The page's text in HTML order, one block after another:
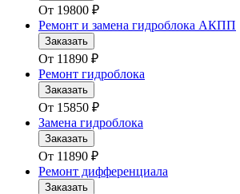
От 19800 ₽
Ремонт и замена гидроблока АКПП
Заказать
От 11890 ₽
Ремонт гидроблока
Заказать
От 15850 ₽
Замена гидроблока
Заказать
От 11890 ₽
Ремонт дифференциала
Заказать